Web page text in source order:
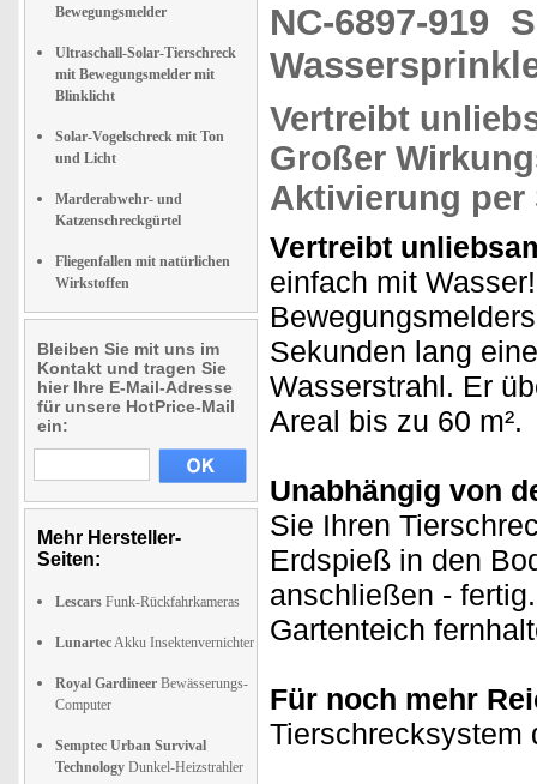
Bewegungsmelder
Ultraschall-Solar-Tierschreck
mit Bewegungsmelder mit
Blinklicht
Solar-Vogelschreck mit Ton
und Licht
Marderabwehr- und
Katzenschreckgürtel
Fliegenfallen mit natürlichen
Wirkstoffen
Bleiben Sie mit uns im
Kontakt und tragen Sie
hier Ihre E-Mail-Adresse
für unsere HotPrice-Mail
ein:
Mehr Hersteller-
Seiten:
Lescars Funk-Rückfahrkameras
LunartecAkku Insektenvernichter
Royal Gardineer Bewässerungs-
Computer
Semptec Urban Survival
Technology Dunkel-Heizstrahler
NC-6897-919
Vertreibt
Großer
Aktivierung per
Vertreibt
einfach mit
Sekunden lang
Wasserstrahl. Er
Areal bis zu 60 m².
Unabhängig von
Sie Ihren
Erdspieß in den
anschließen -
Gartenteich
Für noch mehr
Tierschrecksystem